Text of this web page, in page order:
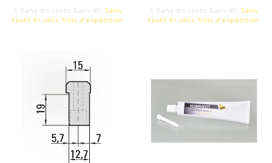
LONGUEURS D'OUTILS
MATRICES
* Sans les taxes Sans les Sans
taxes et sans frais d‘expédition
* Sans les taxes Sans les Sans
taxes et sans frais d‘expédition